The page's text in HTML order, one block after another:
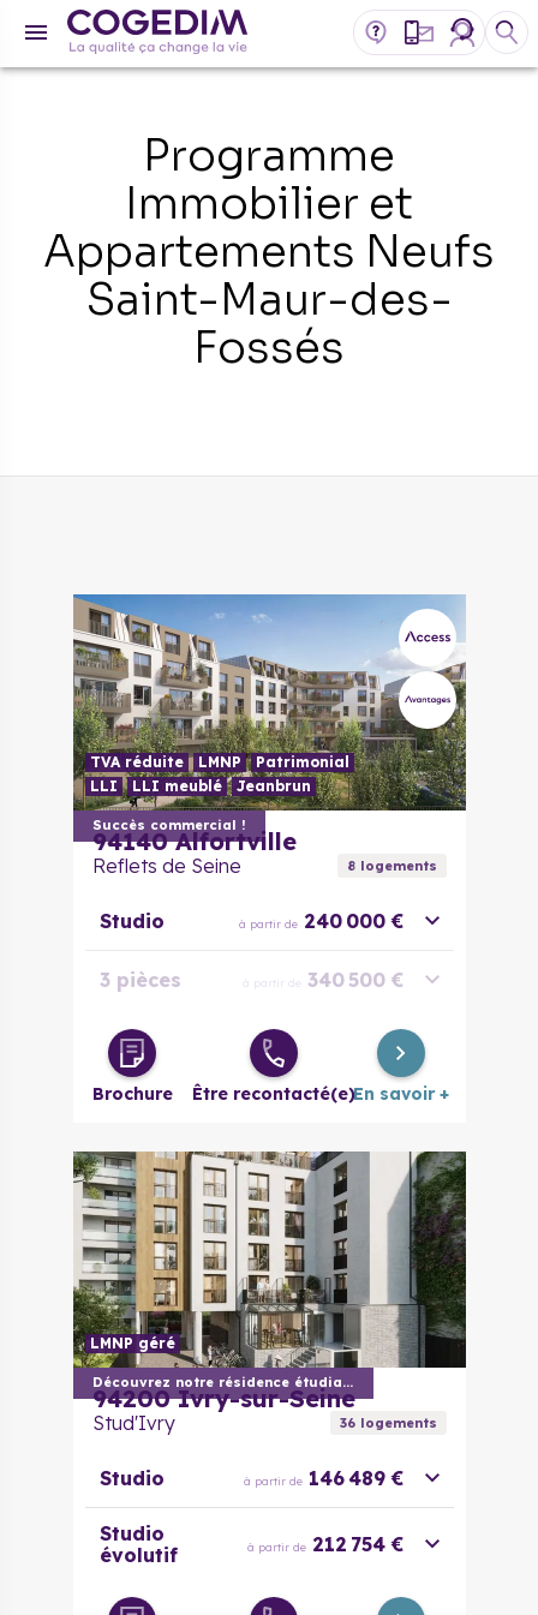
Programme
Immobilier et
Appartements Neufs
Saint-Maur-des-
Fossés
Succès commercial !
TVA réduite LMNP
Patrimonial
LLI
LLI meublé Jeanbrun
94140 Alfortville
Reflets de Seine 8logements
Studio à partir de 240 000 €
3 pièces à partir de 340 500 €
Duplex 3
pièces
à partir de 349 000 €
Brochure Être recontacté(e)En savoir +
Découvrez notre résidence étudiante
LMNP géré
94200 Ivry-sur-Seine
Stud'Ivry 36logements
Studio à partir de 146 489 €
Studio
évolutif
à partir de 212 754 €